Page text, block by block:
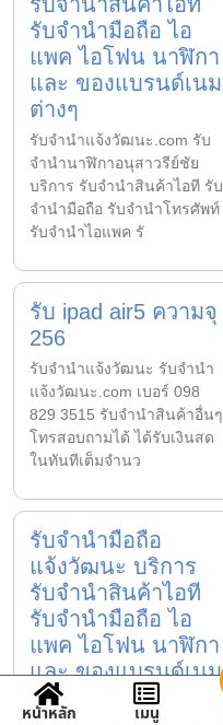
รับจำนำสินค้าไอที
รับจำนำมือถือ ไอ
แพค ไอโฟน นาฬิกา
และ ของแบรนด์เนม
ต่างๆ
รับจํานําแจ้งวัฒนะ.com รับ
จำนำนาฬิกาอนุสาวรีย์ชัย
บริการ รับจำนำสินค้าไอที รับ
จำนำมือถือ รับจำนำโทรศัพท์
รับจำนำไอแพค รั
รับ ipad air5 ความจุ
256
รับจํานําแจ้งวัฒนะ รับจํานํา
แจ้งวัฒนะ.com เบอร์ 098
829 3515 รับจำนำสินค้าอื่นๆ
โทรสอบถามได้ ได้รับเงินสด
ในทันทีเต็มจำนว
รับจำนำมือถือ
แจ้งวัฒนะ บริการ
รับจำนำสินค้าไอที
รับจำนำมือถือ ไอ
แพค ไอโฟน นาฬิกา
และ ของแบรนด์เนม
ต่างๆ
หน้าหลัก เมนู